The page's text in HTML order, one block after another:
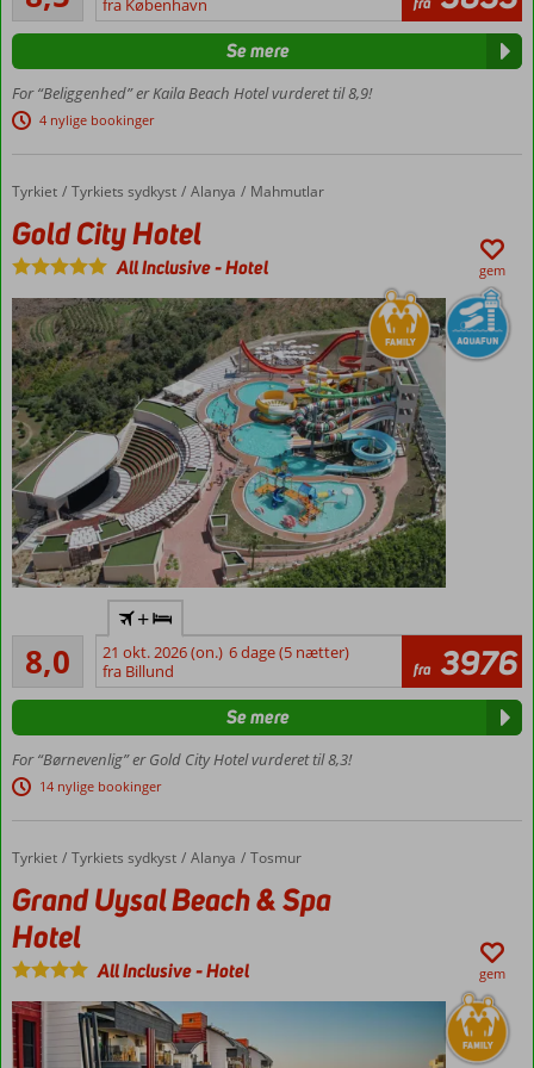
Gazipasa
Danskerfavorit
Tæt ved
stranden
Sjove
snackrestaurant
og strandbar
Værelser
med
plads til
5
anmeldelserfra København
For “Beliggenhed” er Kaila Beach Hotel vurderet til 8,9!
4 nylige bookinger
Se mere
Forside
Tyrkiet Tyrkiets sydkyst Alanya Mahmutlar
Gold City Hotel
Gold City Hotel
All Inclusive-Hotel gem
til
Gazipasa
Enestående
bjergene
Vandland med
21
vandrutsjebaner
shuttle-
service
til
stranden
Flere
restauranter
Stort
8,0Meget godt
301
anmeldelser
+
21 okt. 2026 (on.) 6 dage (5 nætter)
fra Billund
fra 3976
For “Børnevenlig” er Gold City Hotel vurderet til 8,3!
14 nylige bookinger
Se mere
Forside
Tyrkiet Tyrkiets sydkyst Alanya Tosmur
Grand Uysal Beach & Spa Hotel
Grand Uysal Beach & Spa
Hotel
All Inclusive-Hotel gem